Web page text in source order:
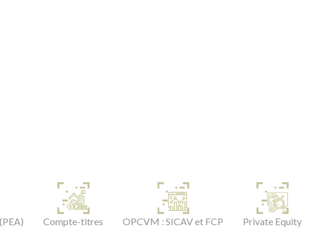
Compte-titres OPCVM : SICAV et FCP Private Equity